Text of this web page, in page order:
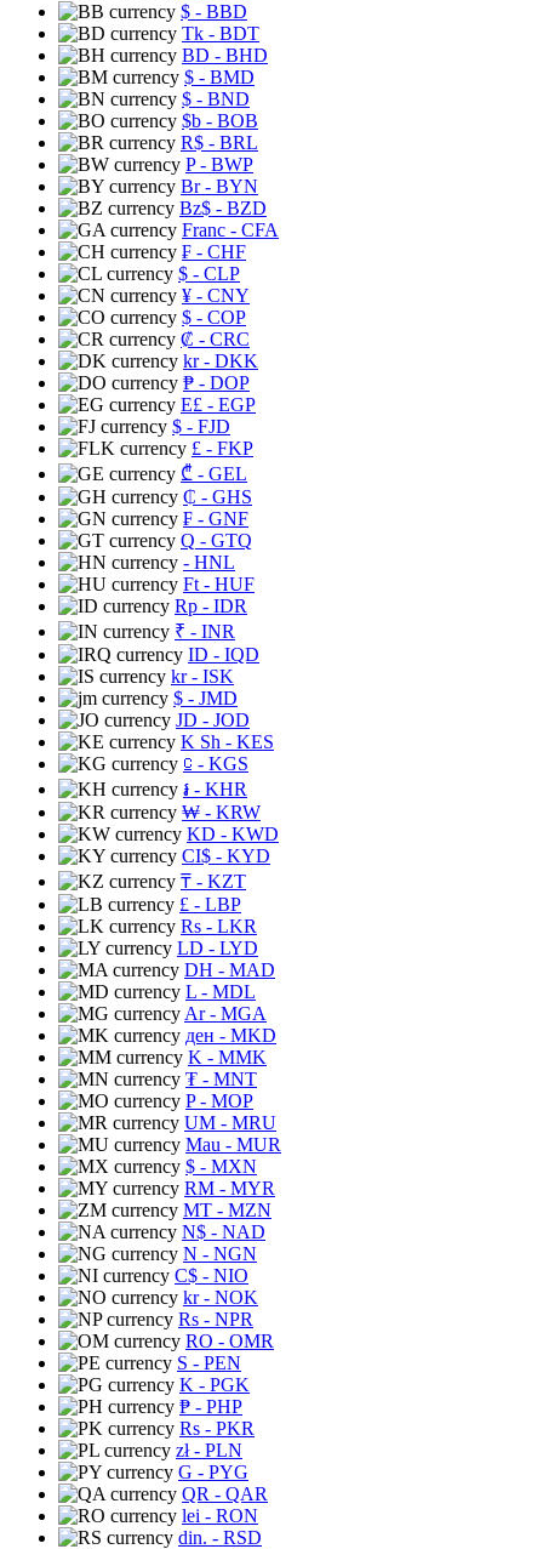
$ - BBD
Tk - BDT
BD - BHD
$ - BMD
$ - BND
$b - BOB
R$ - BRL
P- BWP
Br- BYN
Bz$ - BZD
Franc - CFA
₣ - CHF
$ - CLP
¥ - CNY
$ - COP
₡ - CRC
kr- DKK
₱ - DOP
E£ - EGP
$ - FJD
£ - FKP
₾ - GEL
₵ - GHS
₣ - GNF
Q - GTQ
- HNL
Ft - HUF
Rp - IDR
₹ - INR
ID - IQD
kr- ISK
$ - JMD
JD - JOD
K Sh - KES
⃀ - KGS
៛ - KHR
₩ - KRW
KD - KWD
CI$ - KYD
₸ - KZT
£ - LBP
Rs - LKR
LD - LYD
DH - MAD
L - MDL
Ar- MGA
ден - MKD
K - MMK
₮ - MNT
P- MOP
UM - MRU
Mau - MUR
$ - MXN
RM - MYR
MT - MZN
N$ - NAD
N - NGN
C$ - NIO
kr- NOK
Rs - NPR
RO - OMR
S - PEN
K - PGK
₱ - PHP
Rs - PKR
zł- PLN
G - PYG
QR - QAR
lei - RON
din. - RSD